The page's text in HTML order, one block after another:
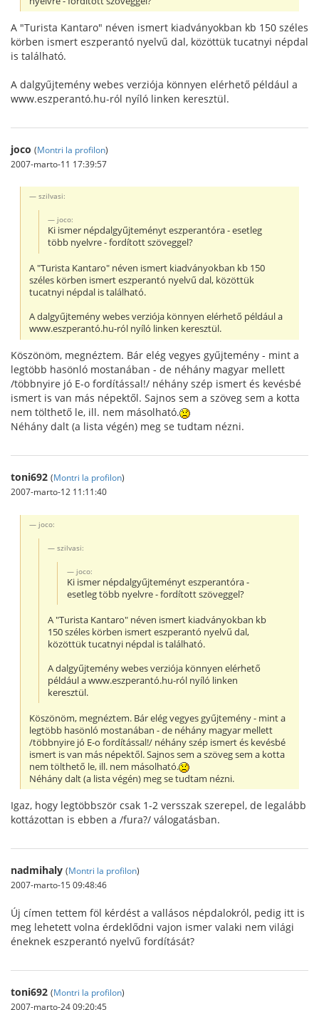
A "Turista Kantaro" néven ismert kiadványokban kb 150 széles
körben ismert eszperantó nyelvű dal, közöttük tucatnyi népdal
is található.
A dalgyűjtemény webes verziója könnyen elérhető például a
www.eszperantó.hu-ról nyíló linken keresztül.
joco (Montri la profilon)
2007-marto-11 17:39:57
szilvasi:
joco:
Ki ismer népdalgyűjteményt eszperantóra - esetleg
több nyelvre - fordított szöveggel?
A "Turista Kantaro" néven ismert kiadványokban kb 150
széles körben ismert eszperantó nyelvű dal, közöttük
tucatnyi népdal is található.
A dalgyűjtemény webes verziója könnyen elérhető például a
www.eszperantó.hu-ról nyíló linken keresztül.
Köszönöm, megnéztem. Bár elég vegyes gyűjtemény - mint a
legtöbb hasönló mostanában - de néhány magyar mellett
/többnyire jó E-o fordítással!/ néhány szép ismert és kevésbé
ismert is van más népektől. Sajnos sem a szöveg sem a kotta
nem tölthető le, ill. nem másolható.
Néhány dalt (a lista végén) meg se tudtam nézni.
toni692 (Montri la profilon)
2007-marto-12 11:11:40
joco:
szilvasi:
joco:
Ki ismer népdalgyűjteményt eszperantóra -
esetleg több nyelvre - fordított szöveggel?
A "Turista Kantaro" néven ismert kiadványokban kb
150 széles körben ismert eszperantó nyelvű dal,
közöttük tucatnyi népdal is található.
A dalgyűjtemény webes verziója könnyen elérhető
például a www.eszperantó.hu-ról nyíló linken
keresztül.
Köszönöm, megnéztem. Bár elég vegyes gyűjtemény - mint a
legtöbb hasönló mostanában - de néhány magyar mellett
/többnyire jó E-o fordítással!/ néhány szép ismert és kevésbé
ismert is van más népektől. Sajnos sem a szöveg sem a kotta
nem tölthető le, ill. nem másolható.
Néhány dalt (a lista végén) meg se tudtam nézni.
Igaz, hogy legtöbbször csak 1-2 versszak szerepel, de legalább
kottázottan is ebben a /fura?/ válogatásban.
nadmihaly (Montri la profilon)
2007-marto-15 09:48:46
Új címen tettem föl kérdést a vallásos népdalokról, pedig itt is
meg lehetett volna érdeklődni vajon ismer valaki nem világi
éneknek eszperantó nyelvű fordítását?
toni692 (Montri la profilon)
2007-marto-24 09:20:45